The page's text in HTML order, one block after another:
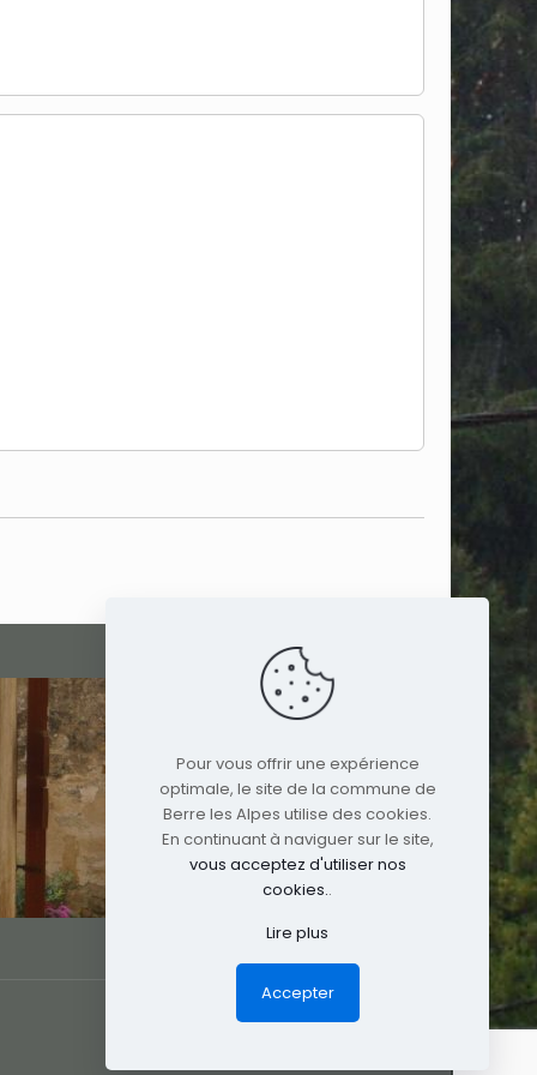
Pour vous offrir une expérience
optimale, le site de la commune de
Berre les Alpes utilise des cookies.
En continuant à naviguer sur le site,
vous acceptez d'utiliser nos
cookies..
Lire plus
Accepter